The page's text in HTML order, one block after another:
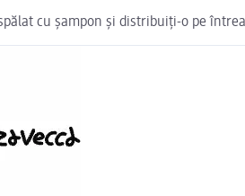
cu șampon și distribuiți-o pe